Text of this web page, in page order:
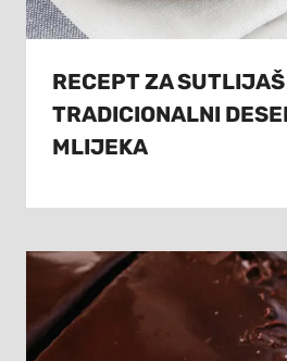
RECEPT ZA
TRADICIONALNI
MLIJEKA